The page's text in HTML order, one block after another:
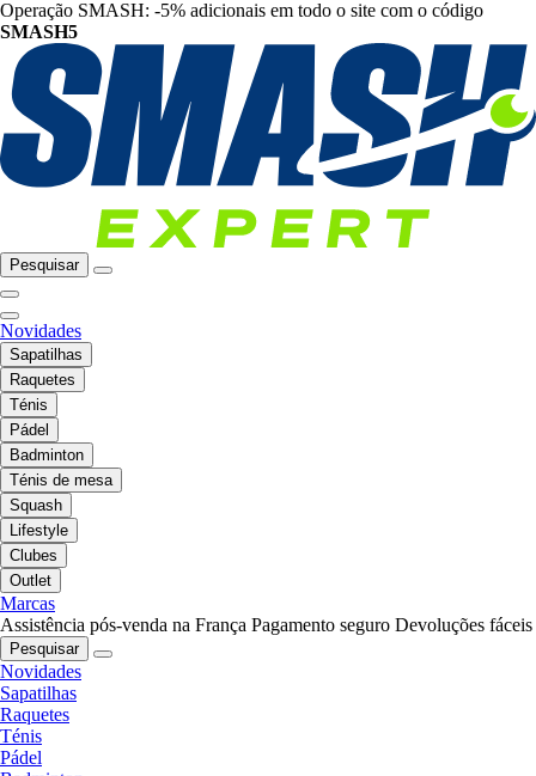
Operação SMASH: -5% adicionais em todo o site com o código
SMASH5
Pesquisar
Novidades
Sapatilhas
Raquetes
Ténis
Pádel
Badminton
Ténis de mesa
Squash
Lifestyle
Clubes
Outlet
Marcas
Assistência pós-venda na França Pagamento seguro Devoluções fáceis
Pesquisar
Novidades
Sapatilhas
Raquetes
Ténis
Pádel